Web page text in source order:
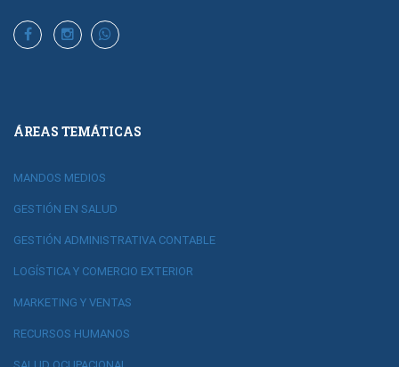
ÁREAS TEMÁTICAS
MANDOS MEDIOS
GESTIÓN EN SALUD
GESTIÓN ADMINISTRATIVA CONTABLE
LOGÍSTICA Y COMERCIO EXTERIOR
MARKETING Y VENTAS
RECURSOS HUMANOS